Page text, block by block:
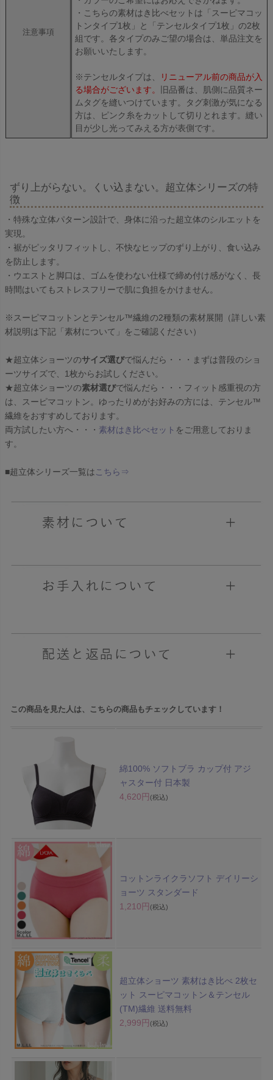
注意事項
・こちらの素材はき比べセットは「スーピマコッ
トンタイプ1枚」と「テンセルタイプ1枚」の2枚
組です。各タイプのみご望の場合は、単品注文を
お願いいたします。
※テンセルタイプは、
リニューアル前の商品が入
る場合がございます。
旧品番は、肌側に品質ネー
ムタグを縫いつけています。タグ刺激が気になる
方は、ピンク糸をカットして切りとれます。縫い
目が少し光ってみえる方が表側です。
ずり上がらない。くい込まない。超立体シリーズの特
徴
・特殊な立体パターン設計で、身体に沿った超立体のシルエットを
実現。
・裾がピッタリフィットし、不快なヒップのずり上がり、食い込み
を防止します。
・ウエストと脚口は、ゴムを使わない仕様で締め付け感がなく、長
時間はいてもストレスフリーで肌に負担をかけません。
※スーピマコットンとテンセル™繊維の2種類の素材展開（詳しい素
材説明は下記「素材について」をご確認ください）
★超立体ショーツのサイズ選びで悩んだら・・・まずは普段のショ
ーツサイズで、1枚からお試しください。
★超立体ショーツの素材選びで悩んだら・・・フィット感重視の方
は、スーピマコットン。ゆったりめがお好みの方には、テンセル™
繊維をおすすめしております。
両方試したい方へ・・・ 素材はき比べセット をご用意しておりま
す。
■超立体シリーズ一覧は こちら⇒
この商品を見た人は、こちらの商品もチェックしています！
綿100% ソフトブラ カップ付 アジ
ャスター付 日本製
4,620円 (税込)
コットンライクラソフト デイリーシ
ョーツ スタンダード
1,210円 (税込)
超立体ショーツ 素材はき比べ 2枚セ
ット スーピマコットン＆テンセル
(TM)繊維 送料無料
2,999円 (税込)